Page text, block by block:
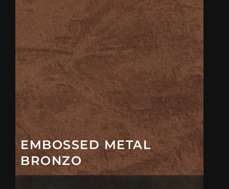
EMBOSSED METAL
BRONZO